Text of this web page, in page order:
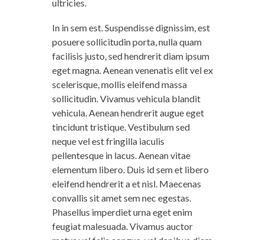
ultricies.
In in sem est. Suspendisse dignissim, est
posuere sollicitudin porta, nulla quam
facilisis justo, sed hendrerit diam ipsum
eget magna. Aenean venenatis elit vel ex
scelerisque, mollis eleifend massa
sollicitudin. Vivamus vehicula blandit
vehicula. Aenean hendrerit augue eget
tincidunt tristique. Vestibulum sed
neque vel est fringilla iaculis
pellentesque in lacus. Aenean vitae
elementum libero. Duis id sem et libero
eleifend hendrerit a et nisl. Maecenas
convallis sit amet sem nec egestas.
Phasellus imperdiet urna eget enim
feugiat malesuada. Vivamus auctor